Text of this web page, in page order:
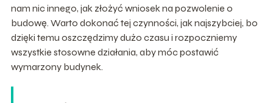
nam nic innego, jak złożyć wniosek na pozwolenie o
budowę. Warto dokonać tej czynności, jak najszybciej, bo
dzięki temu oszczędzimy dużo czasu i rozpoczniemy
wszystkie stosowne działania, aby móc postawić
wymarzony budynek.